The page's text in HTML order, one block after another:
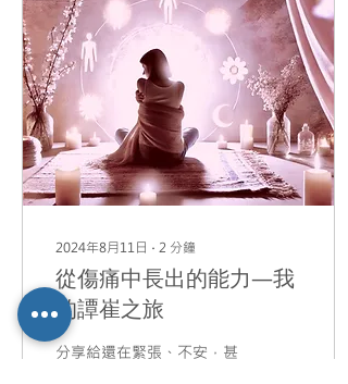
2024年8月11日 ∙ 2 分鐘
從傷痛中長出的能力—我
的譚崔之旅
分享給還在緊張、不安，甚